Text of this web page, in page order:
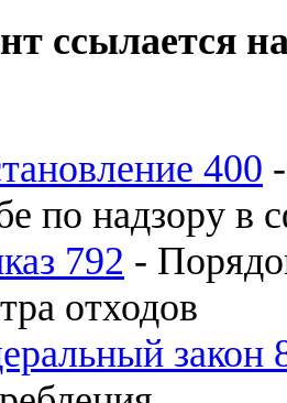
ссылается
400
по надзору в
792 -
отходов
закон